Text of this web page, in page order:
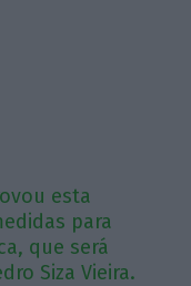
esta
para
que será
Siza Vieira.